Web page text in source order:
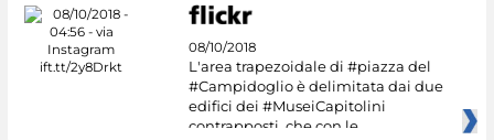
08/10/2018
L'area trapezoidale di #piazza del
#Campidoglio è delimitata dai due
edifici dei #MuseiCapitolini
contrapposti, che con le